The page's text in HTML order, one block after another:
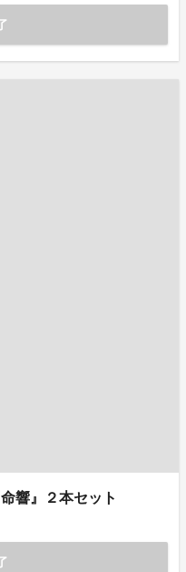
響』２本セット